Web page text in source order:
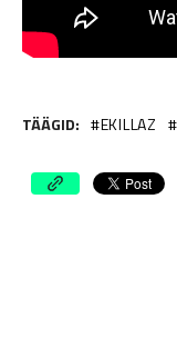
TÄÄGID: EKILLAZ